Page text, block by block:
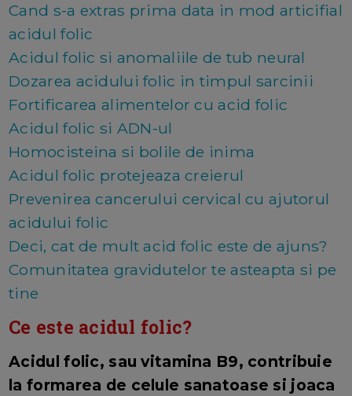
Cand s-a extras prima data in mod articifial
acidul folic
Acidul folic si anomaliile de tub neural
Dozarea acidului folic in timpul sarcinii
Fortificarea alimentelor cu acid folic
Acidul folic si ADN-ul
Homocisteina si bolile de inima
Acidul folic protejeaza creierul
Prevenirea cancerului cervical cu ajutorul
acidului folic
Deci, cat de mult acid folic este de ajuns?
Comunitatea gravidutelor te asteapta si pe
tine
Ce este acidul folic?
Acidul folic, sau vitamina B9, contribuie
la formarea de celule sanatoase si joaca